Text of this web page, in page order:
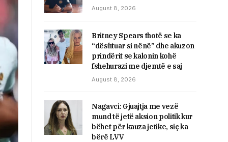
August 8, 2026
Britney Spears thotë se ka
“dështuar si nënë” dhe akuzon
prindërit se kalonin kohë
fshehurazi me djemtë e saj
August 8, 2026
Nagavci: Gjuajtja me vezë
mund të jetë aksion politik kur
bëhet për kauza jetike, siç ka
bërë LVV